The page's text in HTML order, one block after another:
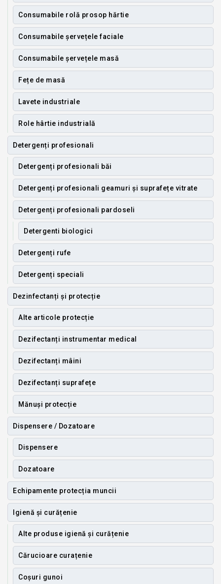
Consumabile rolă prosop hărtie
Consumabile șervețele faciale
Consumabile șervețele masă
Fețe de masă
Lavete industriale
Role hârtie industrială
Detergenți profesionali
Detergenți profesionali băi
Detergenți profesionali geamuri și suprafețe vitrate
Detergenți profesionali pardoseli
Detergenti biologici
Detergenți rufe
Detergenți speciali
Dezinfectanți și protecție
Alte articole protecție
Dezifectanți instrumentar medical
Dezifectanți mâini
Dezifectanți suprafețe
Mănuși protecție
Dispensere / Dozatoare
Dispensere
Dozatoare
Echipamente protecția muncii
Igienă și curățenie
Alte produse igienă și curățenie
Cărucioare curațenie
Coșuri gunoi